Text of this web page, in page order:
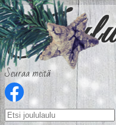
Seuraa meitä